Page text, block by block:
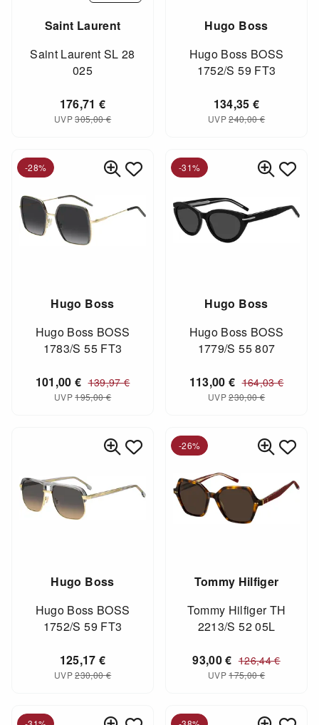
Saint Laurent
Saint Laurent SL 28
025
176,71€
UVP305,00€
Hugo Boss
Hugo Boss BOSS
1752/S 59 FT3
134,35€
UVP240,00€
Hugo Boss
Hugo Boss BOSS
1783/S 55 FT3
101,00€ 139,97€
UVP195,00€
-28%
Hugo Boss
Hugo Boss BOSS
1779/S 55 807
113,00€ 164,03€
UVP230,00€
-31%
Hugo Boss
Hugo Boss BOSS
1752/S 59 FT3
125,17€
UVP230,00€
Tommy Hilfiger
Tommy Hilfiger TH
2213/S 52 05L
93,00€ 126,44€
UVP175,00€
-26%